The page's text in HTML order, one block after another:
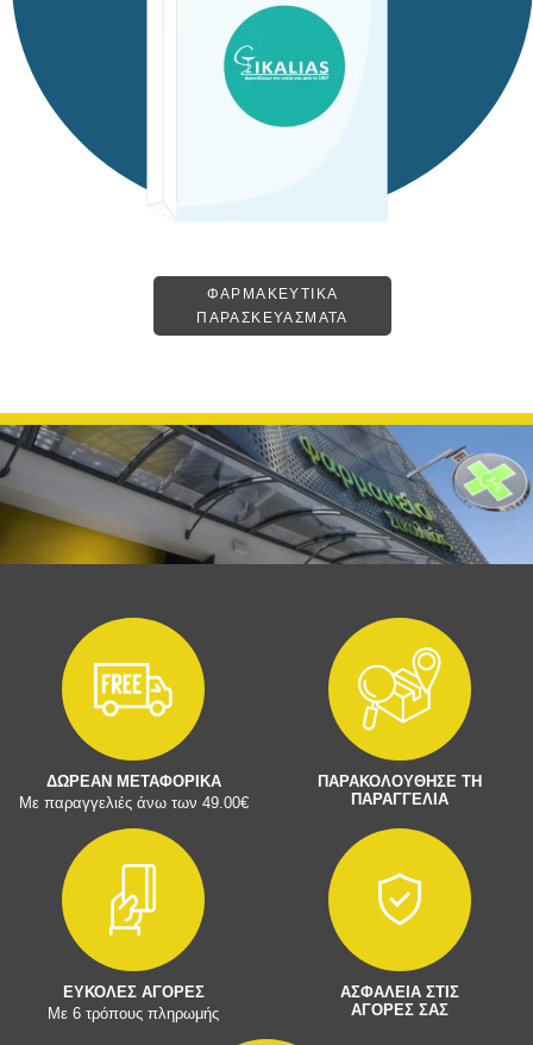
ΦΑΡΜΑΚΕΥΤΙΚΑ
ΠΑΡΑΣΚΕΥΑΣΜΑΤΑ
ΔΩΡΕΑΝ ΜΕΤΑΦΟΡΙΚΑ
Με παραγγελιές άνω των 49.00€
ΠΑΡΑΚΟΛΟΥΘΗΣΕ ΤΗ
ΠΑΡΑΓΓΕΛΙΑ
ΕΥΚΟΛΕΣ ΑΓΟΡΕΣ
Με 6 τρόπους πληρωμής
ΑΣΦΑΛΕΙΑ ΣΤΙΣ
ΑΓΟΡΕΣ ΣΑΣ